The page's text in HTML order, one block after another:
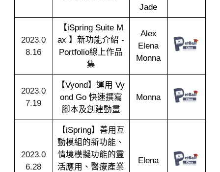
Jade
2023.0
8.16
【iSpring Suite M
ax 】新功能介紹 -
Portfolio線上作品
集
Alex
Elena
Monna
2023.0
7.19
【Vyond】運用 Vy
ond Go 快速撰寫
腳本及創建動畫
Monna
2023.0
6.28
【iSpring】善用互
動模組的新功能、
情境模擬功能的靈
活應用、醫療產業
Elena